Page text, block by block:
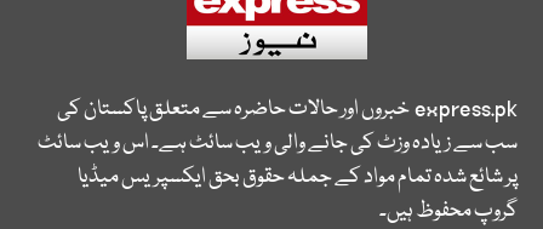
express.pkخبروں اور حالات حاضرہ سے متعلق پاکستان کی
سب سے زیادہ وزٹ کی جانے والی ویب سائٹ ہے۔ اس ویب سائٹ
پر شائع شدہ تمام مواد کے جملہ حقوق بحق ایکسپریس میڈیا
گروپ محفوظ ہیں۔